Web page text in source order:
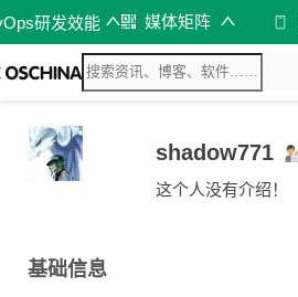
研发效能 媒体矩阵
shadow771
这个人没有介绍！
基础信息